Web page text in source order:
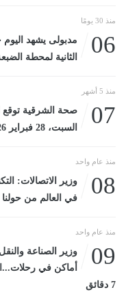
منذ 30 يومًا
06
مدبولى يشهد
الثانية لمحطة
منذ 5 أشهر
07
السبت، 28 فبراير 2026 09:18 مـ
منذ عام واحد
08
وزير الاتصالات:
في العالم من حولنا
منذ عام واحد
09
وزير الصناعة
7 دقائق